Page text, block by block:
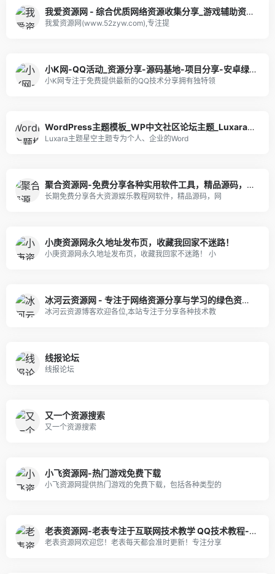
我爱资源网 - 综合优质网络资源收集分享_游戏辅助资源网_爱资源_爱分享
我爱资源网(www.52zyw.com),专注提
小K网-QQ活动_资源分享-源码基地-项目分享-安卓绿色软件基地
小K网专注于免费提供最新的QQ技术分享拥有独特领
WordPress主题模板_WP中文社区论坛主题_Luxara主题_星空主题官网
Luxara主题星空主题专为个人、企业的Word
聚合资源网-免费分享各种实用软件工具，精品源码，网上赚钱技巧，热门项目，COSER网红图片视频等等
长期免费分享各大资源娱乐教程网软件，精品源码，网
小庚资源网永久地址发布页，收藏我回家不迷路！
小庚资源网永久地址发布页，收藏我回家不迷路！ 小
冰河云资源网 - 专注于网络资源分享与学习的绿色资源网,努力打造全国最优质的免费网络资源分享平台。
冰河云资源博客欢迎各位,本站专注于分享各种技术教
线报论坛
线报论坛
又一个资源搜索
又一个资源搜索
小飞资源网-热门游戏免费下载
小飞资源网提供热门游戏的免费下载，包括各种类型的
老表资源网-老表专注于互联网技术教学 QQ技术教程-老表技术资源学习网
老表资源网欢迎您！老表每天都会准时更新！专注分享